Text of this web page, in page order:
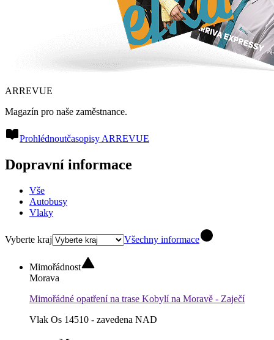
ARREVUE
Magazín pro naše zaměstnance.
Prohlédnoutčasopisy ARREVUE
Dopravní informace
Vše
Autobusy
Vlaky
Vyberte kraj Všechny informace
Mimořádnost
Morava
Mimořádné opatření na trase Kobylí na Moravě - Zaječí
Vlak Os 14510 - zavedena NAD